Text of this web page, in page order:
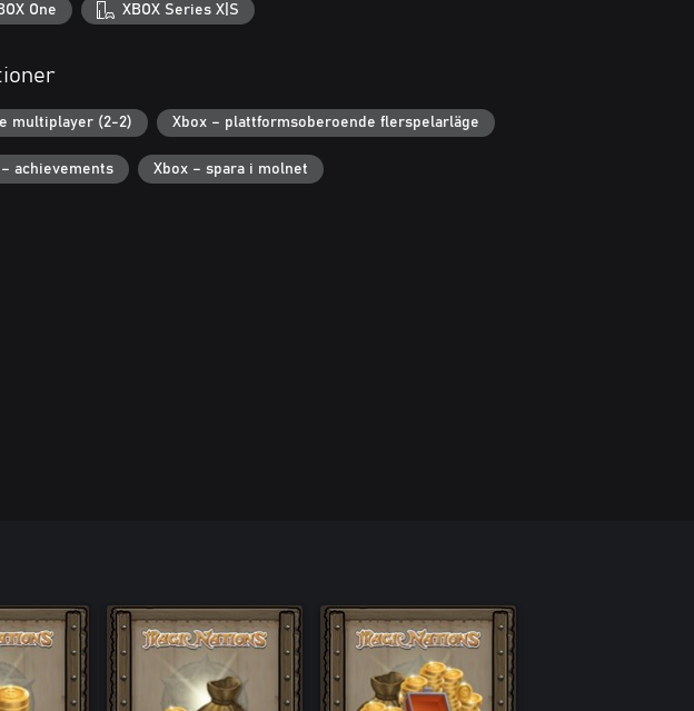
One XBOX Series X|S
multiplayer (2-2) Xbox – plattformsoberoende flerspelarläge
achievements Xbox – spara i molnet